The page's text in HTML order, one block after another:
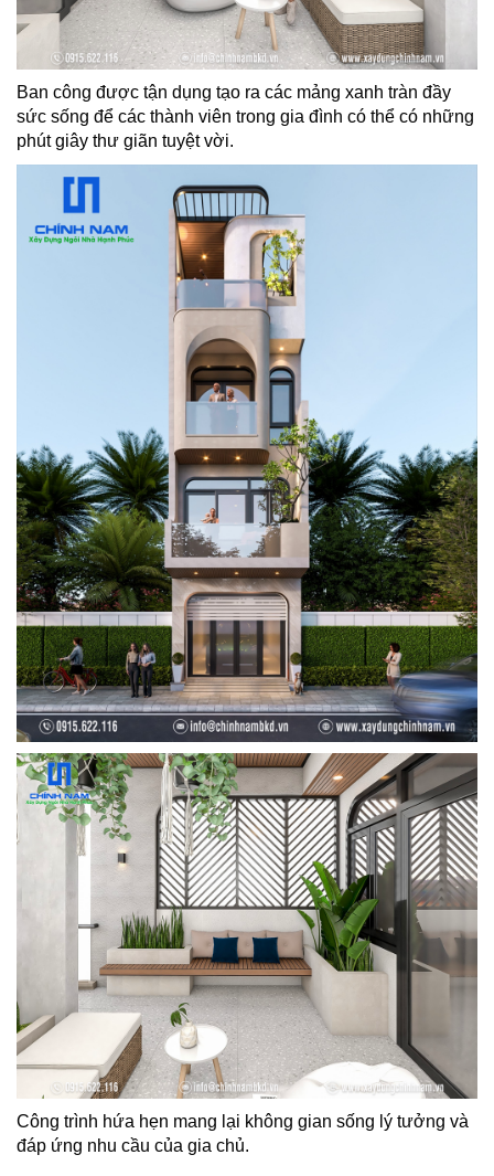
Ban công được tận dụng tạo ra các mảng xanh tràn đầy
sức sống để các thành viên trong gia đình có thể có những
phútgiây thư giãn tuyệt vời.
Công trình hứa hẹn mang lại không gian sống lý tưởng và
đáp ứng nhu cầu của gia chủ.